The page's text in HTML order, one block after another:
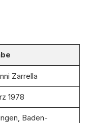
Zarrella
1978
Baden-